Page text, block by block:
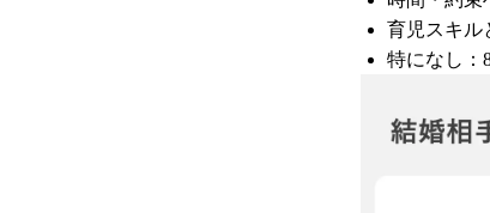
育児スキル
特になし：